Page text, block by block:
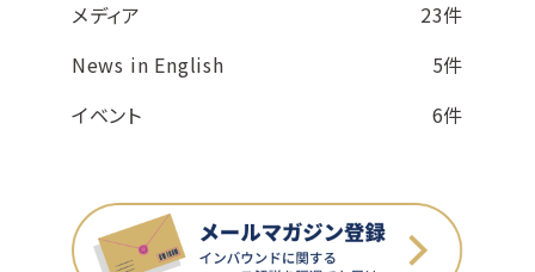
メディア
23件
News in English
5件
イベント
6件